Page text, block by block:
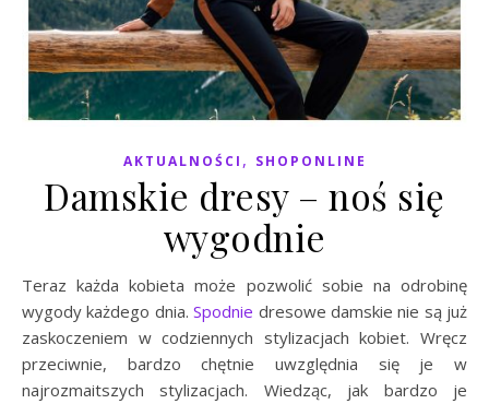
AKTUALNOŚCI , SHOPONLINE
Damskie dresy – noś się
wygodnie
Teraz każda kobieta może pozwolić sobie na odrobinę
wygody każdego dnia.Spodnie dresowe damskie nie są już
zaskoczeniem w codziennych stylizacjach kobiet. Wręcz
przeciwnie, bardzo chętnie uwzględnia się je w
najrozmaitszych stylizacjach. Wiedząc, jak bardzo je